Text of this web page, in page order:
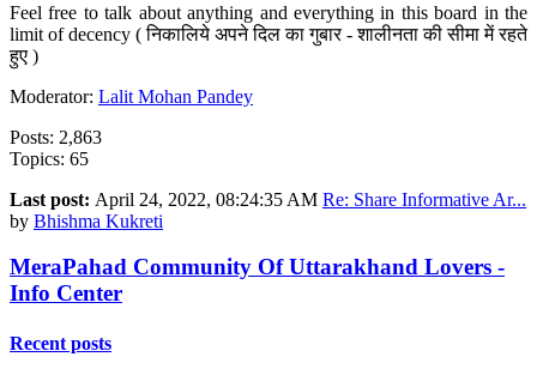
Feel free to talk about anything and everything in this board in the
limit of decency ( निकालिये अपने दिल का गुबार - शालीनता की सीमा में रहते
हुए )
Moderator: Lalit Mohan Pandey
Posts: 2,863
Topics: 65
Last post: April 24, 2022, 08:24:35 AM Re: Share Informative Ar...
by Bhishma Kukreti
MeraPahad Community Of Uttarakhand Lovers -
Info Center
Recent posts